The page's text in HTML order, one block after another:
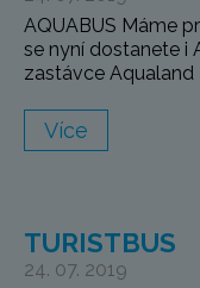
AQUABUS Máme
se nyní dostanete i
zastávce Aqualand
Více
TURISTBUS
24. 07. 2019